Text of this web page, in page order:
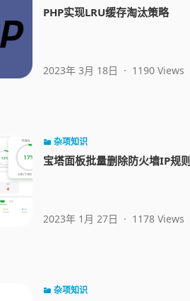
PHP实现LRU缓存淘汰策略
2023年 3月 18日 · 1190 Views
杂项知识
宝塔面板批量删除防火墙IP规则
2023年 1月 27日 · 1178 Views
杂项知识